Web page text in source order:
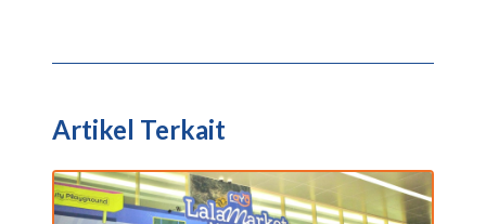
Artikel Terkait